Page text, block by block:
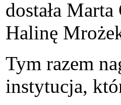
dostała
Halinę
Tym razem
instytucja,